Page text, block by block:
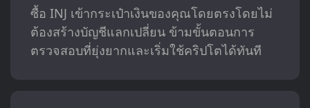
ซื้อ INJ เข้ากระเป๋าเงินของคุณโดยตรงโดยไม่
ต้องสร้างบัญชีแลกเปลี่ยน ข้ามขั้นตอนการ
ตรวจสอบที่ยุ่งยากและเริ่มใช้คริปโตได้ทันที